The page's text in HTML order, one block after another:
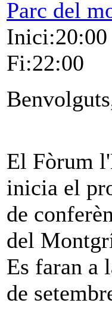
Parc del
Inici:20:00
Fi:22:00
El Fòrum
inicia el
de
del
Es faran a
de